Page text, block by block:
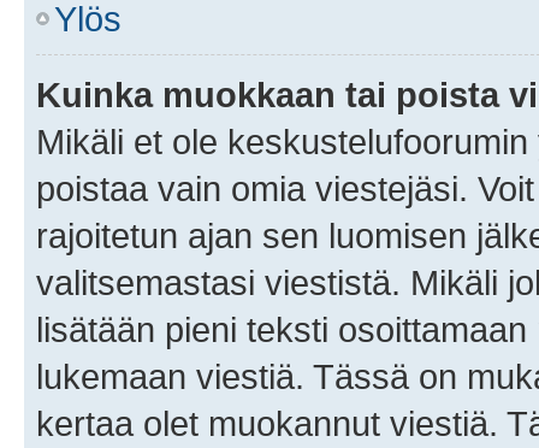
Ylös
Kuinka muokkaan tai poista
Mikäli et ole
poistaa vain omia viestejäsi.
rajoitetun ajan sen luomisen
valitsemastasi viestistä. Mikäli
lisätään pieni teksti
lukemaan viestiä. Tässä on
kertaa olet muokannut viestiä.